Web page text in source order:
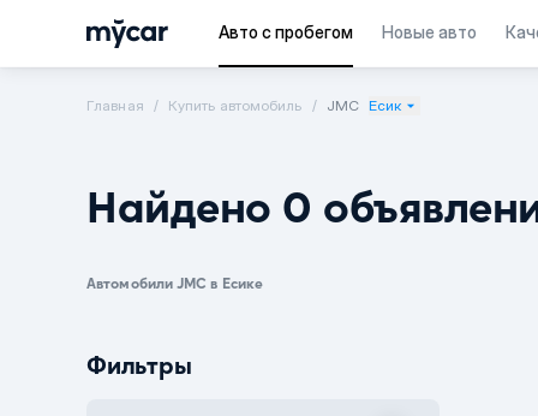
Авто с пробегом Новые авто
Главная Купить автомобиль JMC Есик
Найдено 0
Автомобили JMC в Есике
Фильтры